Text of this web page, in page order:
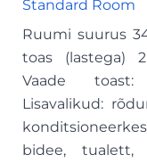
Standard Room
Ruumi suurus
toas (lastega)
Vaade toast:
Lisavalikud:
bidee,